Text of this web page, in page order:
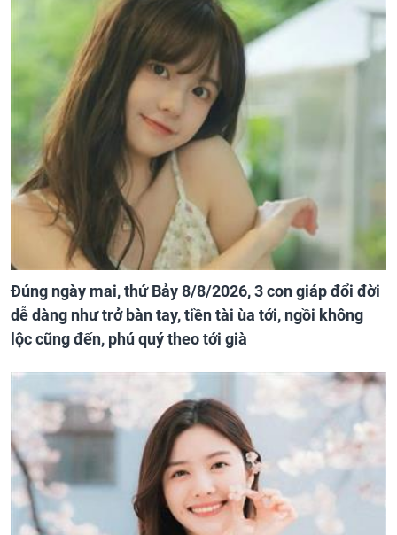
Đúng ngày mai, thứ Bảy 8/8/2026, 3 con giáp đổi đời
dễ dàng như trở bàn tay, tiền tài ùa tới, ngồi không
lộc cũng đến, phú quý theo tới già